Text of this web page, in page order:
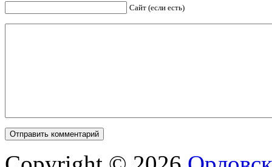
Сайт (если есть)